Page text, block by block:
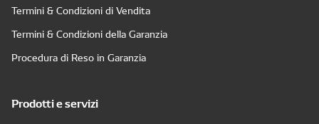
Termini & Condizioni di Vendita
Termini & Condizioni della Garanzia
Procedura di Reso in Garanzia
Prodotti e servizi